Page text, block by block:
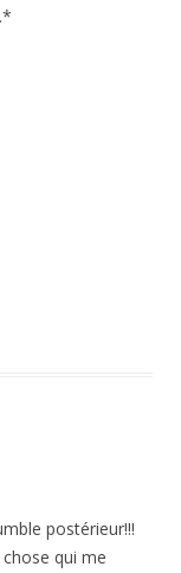
postérieur!!!
qui me